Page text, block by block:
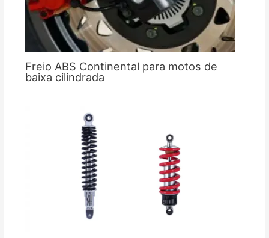
Freio ABS Continental para motos de
baixa cilindrada